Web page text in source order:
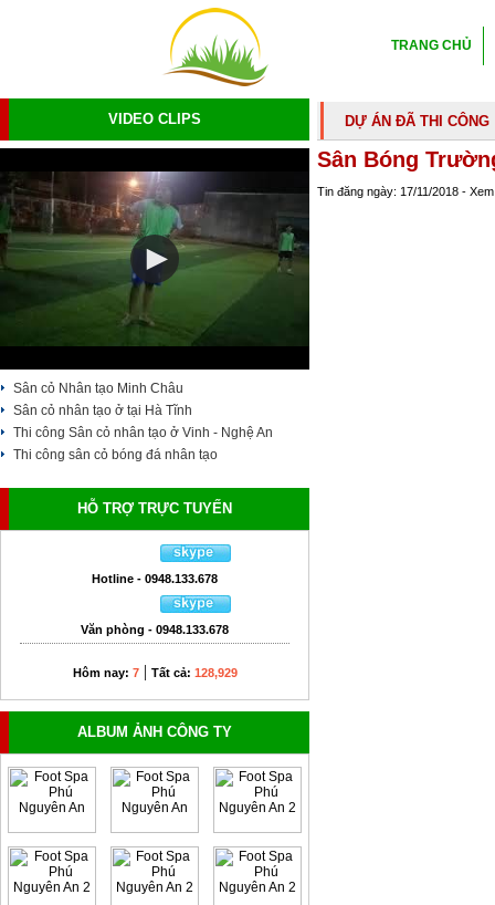
TRANG CHỦ
VIDEO CLIPS
Sân cỏ Nhân tạo Minh Châu
Sân cỏ nhân tạo ở tại Hà Tĩnh
Thi công Sân cỏ nhân tạo ở Vinh - Nghệ An
Thi công sân cỏ bóng đá nhân tạo
HỖ TRỢ TRỰC TUYẾN
Hotline - 0948.133.678
Văn phòng - 0948.133.678
Hôm nay: 7| Tất cả: 128,929
ALBUM ẢNH CÔNG TY
DỰ ÁN ĐÃ THI CÔNG
Sân Bóng
Tin đăng ngày: 17/11/2018 -